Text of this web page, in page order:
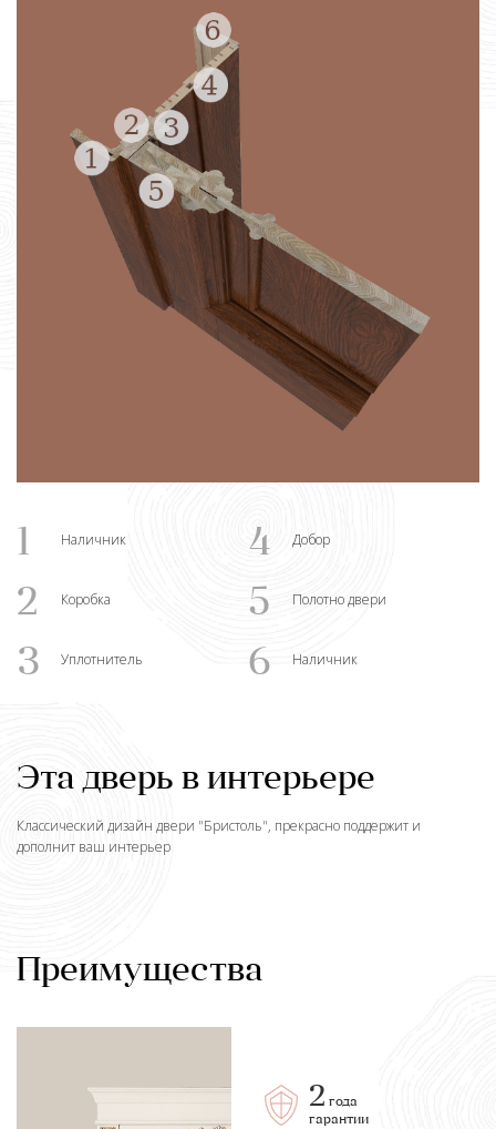
1 Наличник 4 Добор
2 Коробка 5 Полотно двери
3 Уплотнитель 6 Наличник
Эта дверь в интерьере
Классический дизайн двери "Бристоль", прекрасно поддержит и
дополнит ваш интерьер
Преимущества
2 года
гарантии